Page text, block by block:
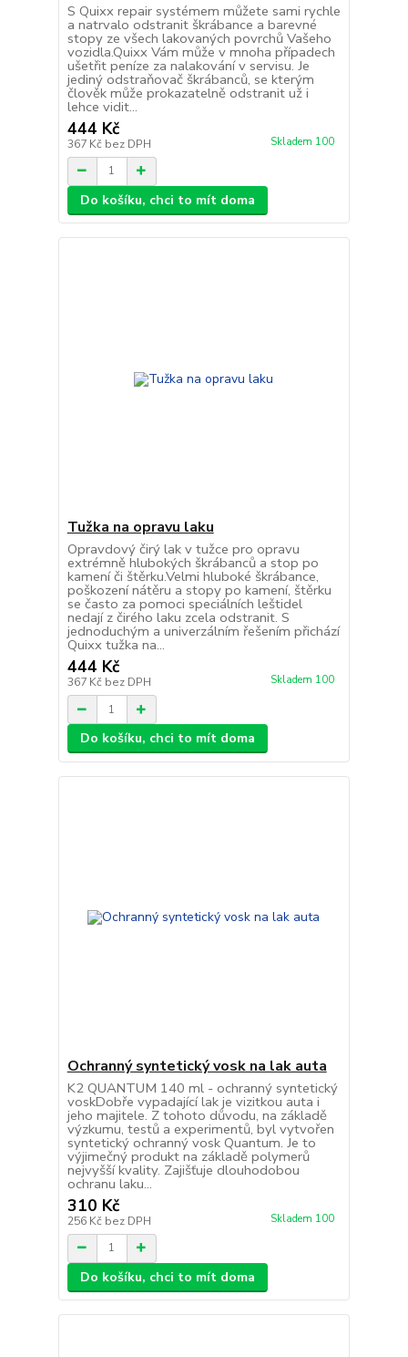
S Quixx repair systémem můžete sami rychle
a natrvalo odstranit škrábance a barevné
stopy ze všech lakovaných povrchů Vašeho
vozidla.Quixx Vám může v mnoha případech
ušetřit peníze za nalakování v servisu. Je
jediný odstraňovač škrábanců, se kterým
člověk může prokazatelně odstranit už i
lehce vidit...
444 Kč
367 Kč bez DPH Skladem 100
Do košíku, chci to mít doma
Tužka na opravu laku
Opravdový čirý lak v tužce pro opravu
extrémně hlubokých škrábanců a stop po
kamení či štěrku.Velmi hluboké škrábance,
poškození nátěru a stopy po kamení, štěrku
se často za pomoci speciálních leštidel
nedají z čirého laku zcela odstranit. S
jednoduchým a univerzálním řešením přichází
Quixx tužka na...
444 Kč
367 Kč bez DPH Skladem 100
Do košíku, chci to mít doma
Ochranný syntetický vosk na lak auta
K2 QUANTUM 140 ml - ochranný syntetický
voskDobře vypadající lak je vizitkou auta i
jeho majitele. Z tohoto důvodu, na základě
výzkumu, testů a experimentů, byl vytvořen
syntetický ochranný vosk Quantum. Je to
výjimečný produkt na základě polymerů
nejvyšší kvality. Zajišťuje dlouhodobou
ochranu laku...
310 Kč
256 Kč bez DPH Skladem 100
Do košíku, chci to mít doma